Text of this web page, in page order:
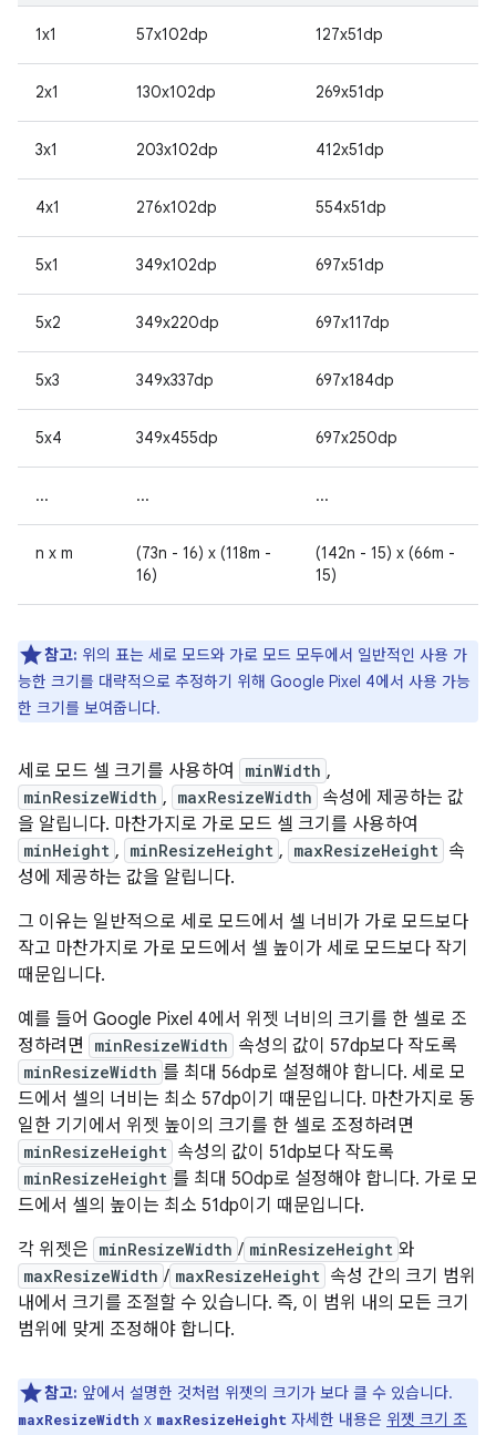
1x1 57x102dp 127x51dp
2x1 130x102dp 269x51dp
3x1 203x102dp 412x51dp
4x1 276x102dp 554x51dp
5x1 349x102dp 697x51dp
5x2 349x220dp 697x117dp
5x3 349x337dp 697x184dp
5x4 349x455dp 697x250dp
... ... ...
n x m
(73n - 16) x (118m -
16)
(142n - 15) x (66m -
15)
참고: 위의 표는 세로 모드와 가로 모드 모두에서 일반적인 사용 가
능한 크기를 대략적으로 추정하기 위해 Google Pixel 4에서 사용 가능
한 크기를 보여줍니다.
세로 모드 셀 크기를 사용하여 minWidth ,
minResizeWidth , maxResizeWidth 속성에 제공하는 값
을 알립니다. 마찬가지로 가로 모드 셀 크기를 사용하여
minHeight , minResizeHeight , maxResizeHeight 속
성에 제공하는 값을 알립니다.
그 이유는 일반적으로 세로 모드에서 셀 너비가 가로 모드보다
작고 마찬가지로 가로 모드에서 셀 높이가 세로 모드보다 작기
때문입니다.
예를 들어 Google Pixel 4에서 위젯 너비의 크기를 한 셀로 조
정하려면
minResizeWidth 속성의 값이 57dp보다 작도록
minResizeWidth 를 최대 56dp로 설정해야 합니다. 세로 모
드에서 셀의 너비는 최소 57dp이기 때문입니다. 마찬가지로 동
일한 기기에서 위젯 높이의 크기를 한 셀로 조정하려면
minResizeHeight 속성의 값이 51dp보다 작도록
minResizeHeight 를 최대 50dp로 설정해야 합니다. 가로 모
드에서 셀의 높이는 최소 51dp이기 때문입니다.
각 위젯은 minResizeWidth / minResizeHeight 와
maxResizeWidth / maxResizeHeight 속성 간의 크기 범위
내에서 크기를 조절할 수 있습니다. 즉, 이 범위 내의 모든 크기
범위에 맞게 조정해야 합니다.
참고: 앞에서 설명한 것처럼 위젯의 크기가 보다 클 수 있습니다.
maxResizeWidth x maxResizeHeight 자세한 내용은 위젯 크기 조